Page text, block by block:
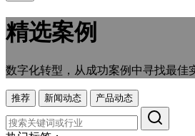
精选案例
数字化转型，从成功案例中寻找最佳
推荐 新闻动态 产品动态